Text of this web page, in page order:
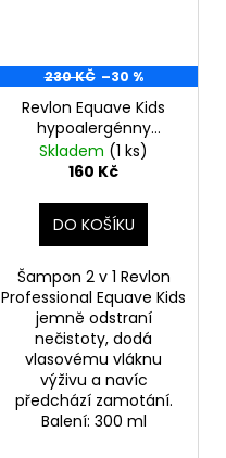
230 KČ –30 %
Revlon Equave Kids
hypoalergénny
šampón 2v1 pre deti,
princess 300 ml
Skladem (1 ks)
160 Kč
DO KOŠÍKU
Šampon 2 v 1 Revlon
Professional Equave Kids
jemně odstraní
nečistoty, dodá
vlasovému vláknu
výživu a navíc
předchází zamotání.
Balení: 300 ml